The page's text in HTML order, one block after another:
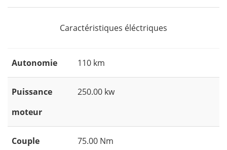
Caractéristiques éléctriques
Autonomie 110 km
Puissance
moteur
250.00 kw
Couple
75.00 Nm